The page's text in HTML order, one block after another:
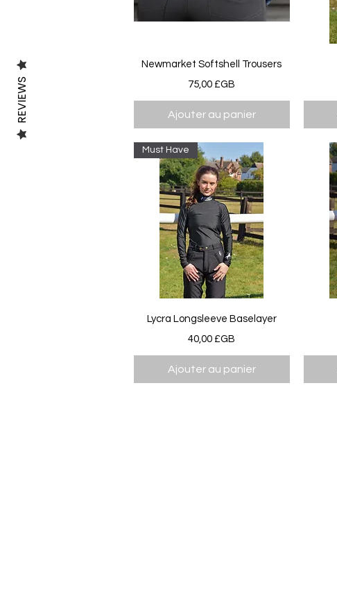
Aperçu rapide
Newmarket Softshell Trousers
Prix
75,00 £GB
Ajouter au panier
Aperçu rapide
Must Have
Lycra Longsleeve Baselayer
Prix
40,00 £GB
Ajouter au panier
REVIEWS